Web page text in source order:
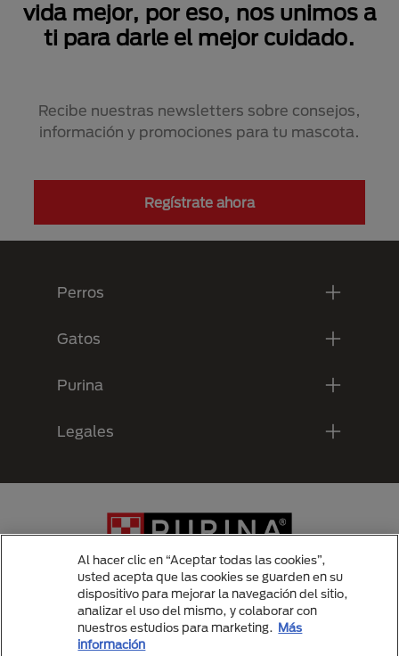
vida mejor, por eso, nos unimos a
ti para darle el mejor cuidado.
Recibe nuestras newsletters sobre consejos,
información y promociones para tu mascota.
Regístrate ahora
Perros
Gatos
Purina
Legales
Menu Footer Secundario Purina
Al hacer clic en “Aceptar todas las cookies”,
usted acepta que las cookies se guarden en su
dispositivo para mejorar la navegación del sitio,
analizar el uso del mismo, y colaborar con
nuestros estudios para marketing. Más
información